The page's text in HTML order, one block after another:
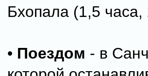
Бхопала (1,5 часа,
• Поездом - в